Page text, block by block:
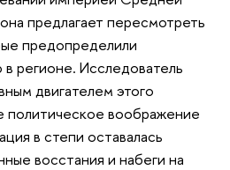
предлагает пересмотреть
предопределили
регионе. Исследователь
двигателем этого
политическое воображение
в степи оставалась
восстания и набеги на